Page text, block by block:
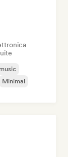
Minimal